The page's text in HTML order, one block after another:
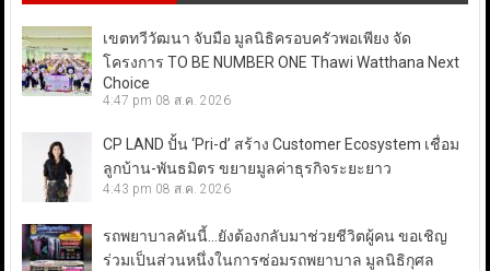
เขตทวีวัฒนา จับมือ มูลนิธิครอบครัวพอเพียง จัด
โครงการ TO BE NUMBER ONE Thawi Watthana Next
Choice
4:47 pm 08 ส.ค. 2026
CP LAND ปั้น ‘Pri-d’ สร้าง Customer Ecosystem เชื่อม
ลูกบ้าน-พันธมิตร ขยายมูลค่าธุรกิจระยะยาว
4:43 pm 08 ส.ค. 2026
รถพยาบาลคันนี้…ยังต้องกลับมาช่วยชีวิตผู้คน ขอเชิญ
ร่วมเป็นส่วนหนึ่งในการซ่อมรถพยาบาล มูลนิธิกุศล